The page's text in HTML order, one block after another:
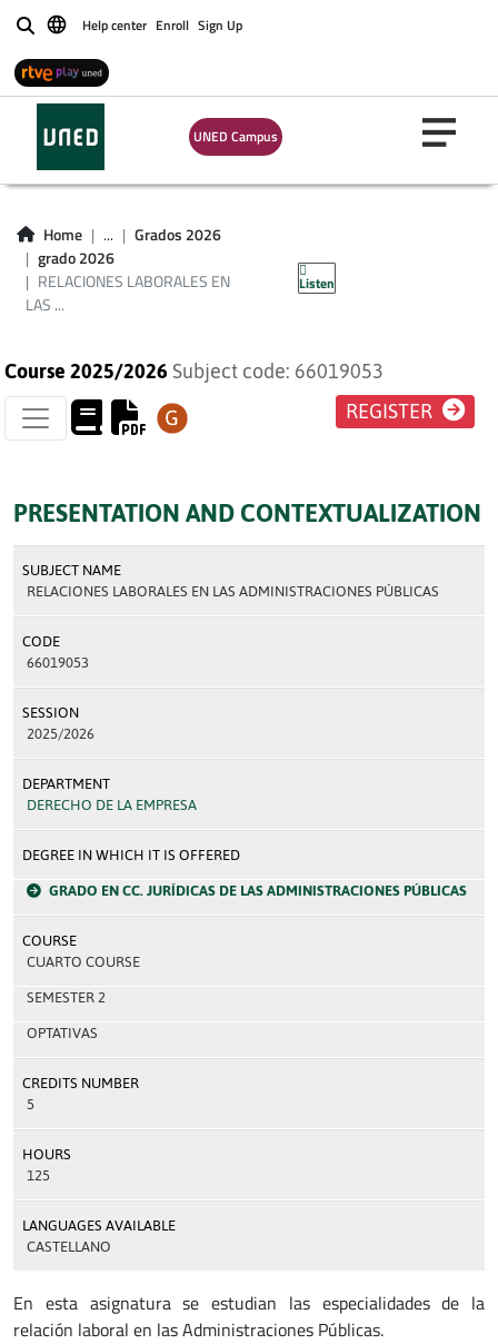
BuscarHelp center Enroll Sign Up
UNED Campus
Home ...
Grados 2026
grado 2026
RELACIONES LABORALES EN
LAS ...
Listen
RELACIONES
LABORALES EN LAS
ADMINISTRACIONES
PÚBLICAS
Course 2025/2026 Subject code: 66019053
REGISTER
PRESENTATION AND CONTEXTUALIZATION
SUBJECT NAME
RELACIONES LABORALES EN LAS ADMINISTRACIONES PÚBLICAS
CODE
66019053
SESSION
2025/2026
DEPARTMENT
DERECHO DE LA EMPRESA
DEGREE IN WHICH IT IS OFFERED
GRADO EN CC. JURÍDICAS DE LAS ADMINISTRACIONES PÚBLICAS
COURSE
CUARTO COURSE
SEMESTER 2
OPTATIVAS
CREDITS NUMBER
5
HOURS
125
LANGUAGES AVAILABLE
CASTELLANO
En esta asignatura se estudian las especialidades de la
relación laboral en las Administraciones Públicas.